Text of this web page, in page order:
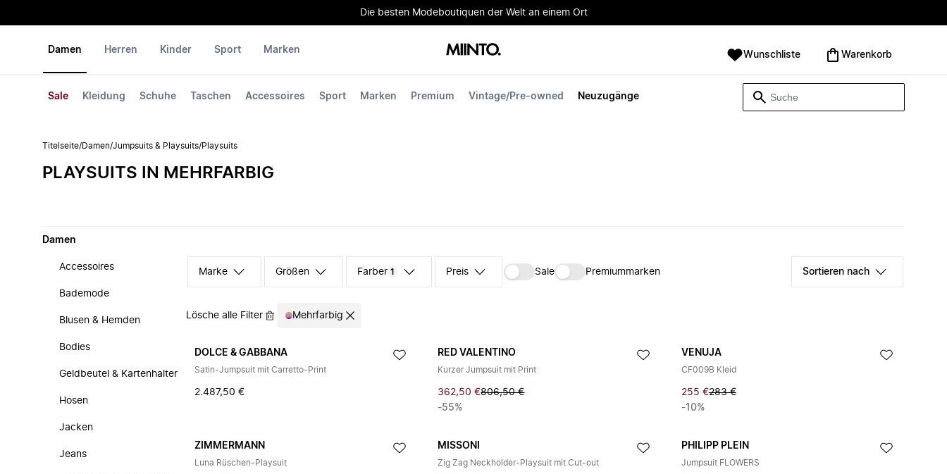
Die besten Modeboutiquen der Welt an einem Ort
Damen
Sale Kleidung Schuhe Taschen Accessoires Sport Marken Premium Vintage/Pre-owned Neuzugänge
Herren Kinder Sport Marken Wunschliste Warenkorb
Titelseite/Damen/Jumpsuits & Playsuits/Playsuits
PLAYSUITS IN MEHRFARBIG
Damen
Accessoires
Bademode
Blusen & Hemden
Bodies
Geldbeutel & Kartenhalter
Hosen
Jacken
Jeans
Marke Größen Farben 1 Preis Sale Premiummarken Sortieren nach
Lösche alle Filter Mehrfarbig
DOLCE & GABBANA
Satin-Jumpsuit mit Carretto-Print
2.487,50 €
RED VALENTINO
Kurzer Jumpsuit mit Print
362,50 €806,50 €
-55%
VENUJA
CF009B Kleid
255 €283 €
-10%
ZIMMERMANN
Luna Rüschen-Playsuit
MISSONI
Zig Zag Neckholder-Playsuit mit Cut-out
PHILIPP PLEIN
Jumpsuit FLOWERS